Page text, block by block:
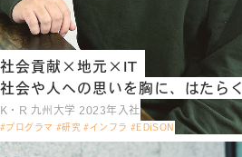
社会貢献×地元×IT
社会や人への思いを胸に、はたらく
K・R 九州大学 2023年入社
#プログラマ #研究 #インフラ #EDiSON